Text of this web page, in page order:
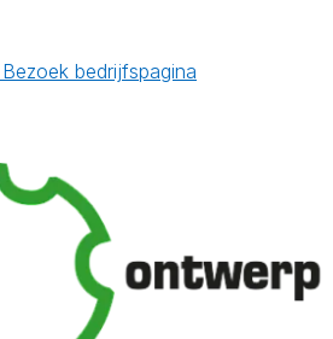
Bezoek bedrijfspagina